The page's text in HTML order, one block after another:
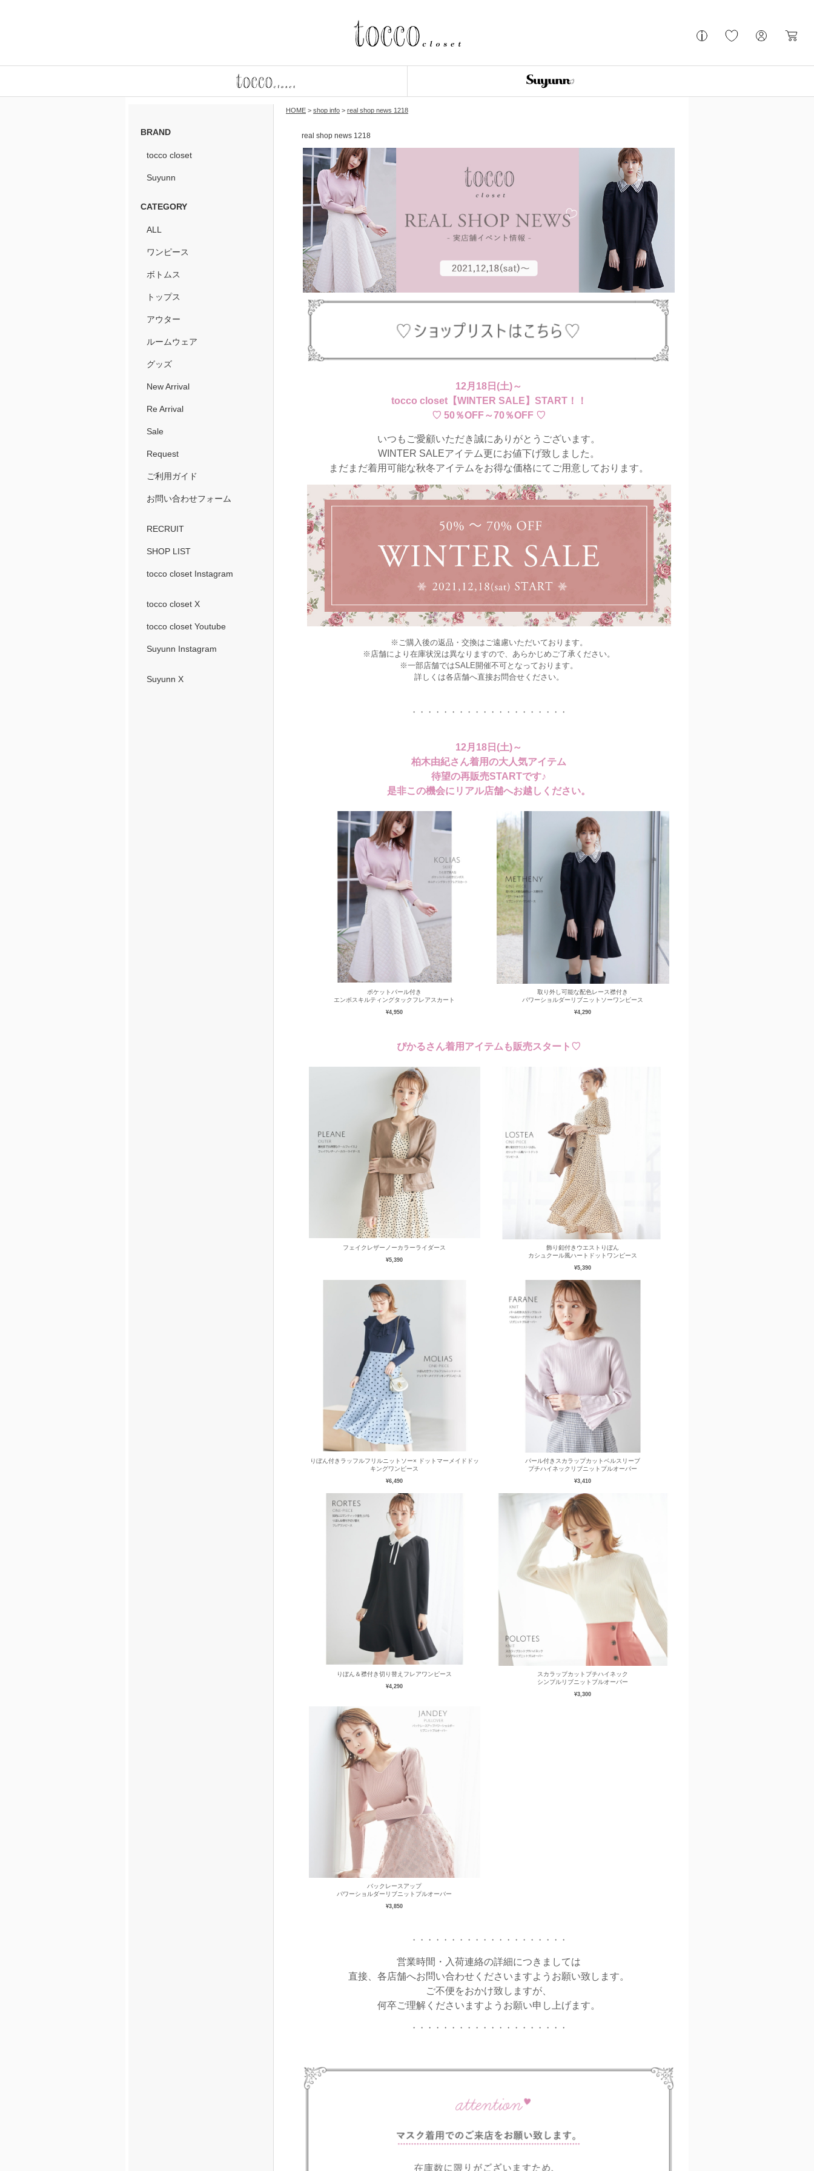
BRAND
tocco closet
Suyunn
CATEGORY
ALL
ワンピース
ボトムス
トップス
アウター
ルームウェア
グッズ
New Arrival
Re Arrival
Sale
Request
ご利用ガイド
お問い合わせフォーム
RECRUIT
SHOP LIST
tocco closet Instagram
tocco closet X
tocco closet Youtube
Suyunn Instagram
Suyunn X
HOME > shop info > real shop news 1218
real shop news 1218
12月18日(土)～
tocco closet【WINTER SALE】START！！
♡ 50％OFF～70％OFF ♡
いつもご愛顧いただき誠にありがとうございます。
WINTER SALEアイテム更にお値下げ致しました。
まだまだ着用可能な秋冬アイテムをお得な価格にてご用意しております。
※ご購入後の返品・交換はご遠慮いただいております。
※店舗により在庫状況は異なりますので、あらかじめご了承ください。
※一部店舗ではSALE開催不可となっております。
詳しくは各店舗へ直接お問合せください。
・・・・・・・・・・・・・・・・・・・・
12月18日(土)～
柏木由紀さん着用の大人気アイテム
待望の再販売STARTです♪
是非この機会にリアル店舗へお越しください。
ポケットパール付き
エンボスキルティングタックフレアスカート
¥4,950
取り外し可能な配色レース襟付き
パワーショルダーリブニットソーワンピース
¥4,290
ぴかるさん着用アイテムも販売スタート♡
フェイクレザーノーカラーライダース
¥5,390
飾り釦付きウエストりぼん
カシュクール風ハートドットワンピース
¥5,390
りぼん付きラッフルフリルニットソー× ドットマーメイドドッ
キングワンピース
¥6,490
パール付きスカラップカットベルスリーブ
プチハイネックリブニットプルオーバー
¥3,410
りぼん＆襟付き切り替えフレアワンピース
¥4,290
スカラップカットプチハイネック
シンプルリブニットプルオーバー
¥3,300
バックレースアップ
パワーショルダーリブニットプルオーバー
¥3,850
・・・・・・・・・・・・・・・・・・・・
営業時間・入荷連絡の詳細につきましては
直接、各店舗へお問い合わせくださいますようお願い致します。
ご不便をおかけ致しますが、
何卒ご理解くださいますようお願い申し上げます。
・・・・・・・・・・・・・・・・・・・・